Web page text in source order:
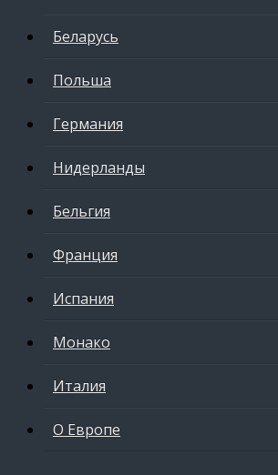
Беларусь
Польша
Германия
Нидерланды
Бельгия
Франция
Испания
Монако
Италия
О Европе